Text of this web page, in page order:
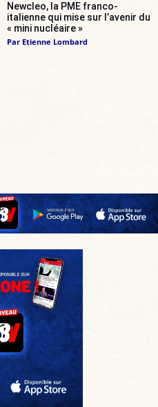
Newcleo, la PME franco-
italienne qui mise sur l’avenir du
« mini nucléaire »
Par Etienne Lombard